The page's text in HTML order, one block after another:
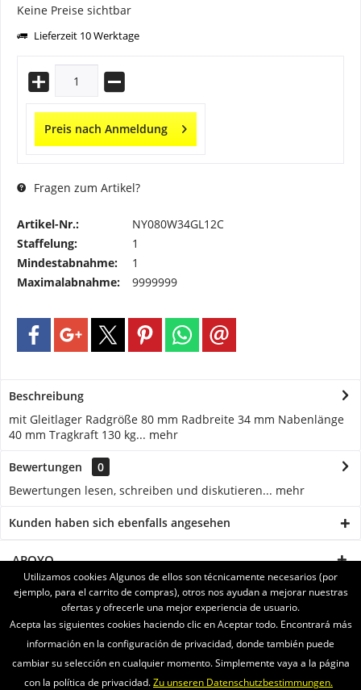
Keine Preise sichtbar
Lieferzeit 10 Werktage
Preis nach Anmeldung
Fragen zum Artikel?
Artikel-Nr.:
NY080W34GL12C
Staffelung:
1
Mindestabnahme:
1
Maximalabnahme:
9999999
Beschreibung
mit Gleitlager Radgröße 80 mm Radbreite 34 mm Nabenlänge
40 mm Tragkraft 130 kg... mehr
Bewertungen
0
Bewertungen lesen, schreiben und diskutieren... mehr
Kunden haben sich ebenfalls angesehen
APOYO
SERVICE
INFORMATIONEN
ENVIAMOS CON
Utilizamos cookies Algunos de ellos son técnicamente necesarios (por
ejemplo, para el carrito de compras), otros nos ayudan a mejorar nuestras
ofertas y ofrecerle una mejor experiencia de usuario.
Acepta las siguientes cookies haciendo clic en Aceptar todo. Encontrará más
información en la configuración de privacidad, donde también puede
cambiar su selección en cualquier momento. Simplemente vaya a la página
con la política de privacidad.Zu unseren Datenschutzbestimmungen.